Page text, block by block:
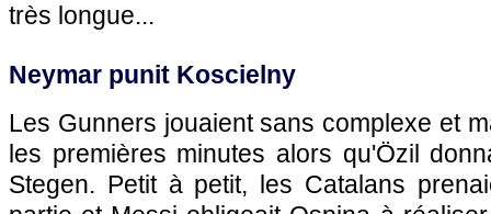
très longue...
Neymar punit Koscielny
Les Gunners jouaient sans complexe et
les premières minutes alors qu'Özil
Stegen. Petit à petit, les Catalans